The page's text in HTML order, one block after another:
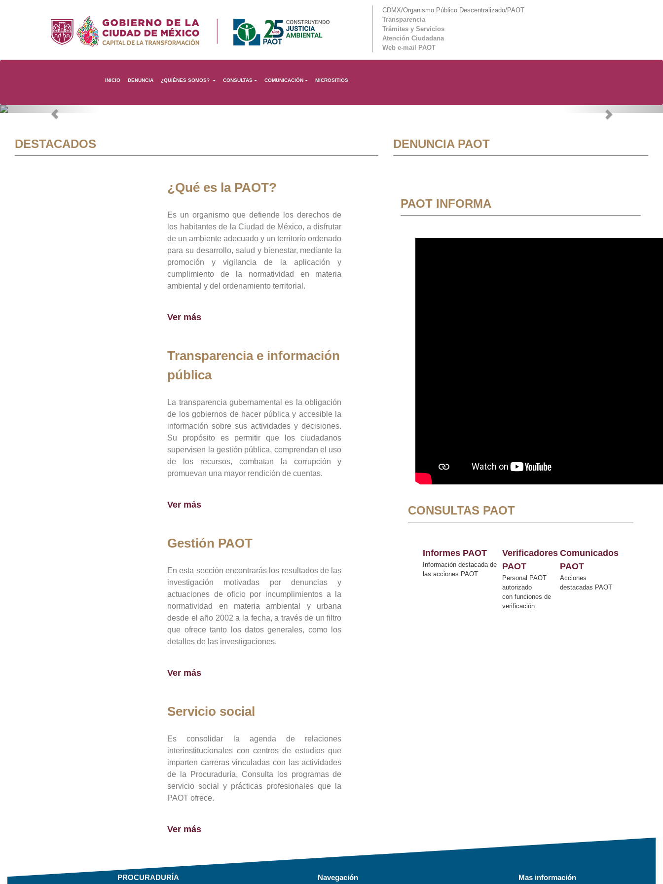
CDMX/Organismo Público Descentralizado/PAOT
Transparencia
Trámites y Servicios
Atención Ciudadana
Web e-mail PAOT
INICIO DENUNCIA ¿QUIÉNES SOMOS? CONSULTAS COMUNICACIÓN MICROSITIOS
Previous Next
DESTACADOS
¿Qué es la PAOT?
Es un organismo que defiende los derechos de
los habitantes de la Ciudad de México, a disfrutar
de un ambiente adecuado y un territorio ordenado
para su desarrollo, salud y bienestar, mediante la
promoción y vigilancia de la aplicación y
cumplimiento de la normatividad en materia
ambiental y del ordenamiento territorial.
Ver más
Transparencia e información
pública
La transparencia gubernamental es la obligación
de los gobiernos de hacer pública y accesible la
información sobre sus actividades y decisiones.
Su propósito es permitir que los ciudadanos
supervisen la gestión pública, comprendan el uso
de los recursos, combatan la corrupción y
promuevan una mayor rendición de cuentas.
Ver más
Gestión PAOT
En esta sección encontrarás los resultados de las
investigación motivadas por denuncias y
actuaciones de oficio por incumplimientos a la
normatividad en materia ambiental y urbana
desde el año 2002 a la fecha, a través de un filtro
que ofrece tanto los datos generales, como los
detalles de las investigaciones.
Ver más
Servicio social
Es consolidar la agenda de relaciones
interinstitucionales con centros de estudios que
imparten carreras vinculadas con las actividades
de la Procuraduría, Consulta los programas de
servicio social y prácticas profesionales que la
PAOT ofrece.
Ver más
DENUNCIA PAOT
PAOT INFORMA
CONSULTAS PAOT
Informes PAOT
Información destacada de
las acciones PAOT
Verificadores
PAOT
Personal PAOT
autorizado
con funciones de
verificación
Comunicados
PAOT
Acciones
destacadas PAOT
PROCURADURÍA Navegación Mas información